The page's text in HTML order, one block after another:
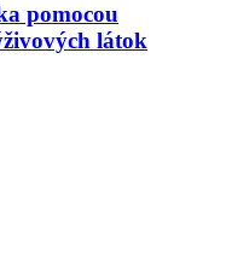
pomocou
látok